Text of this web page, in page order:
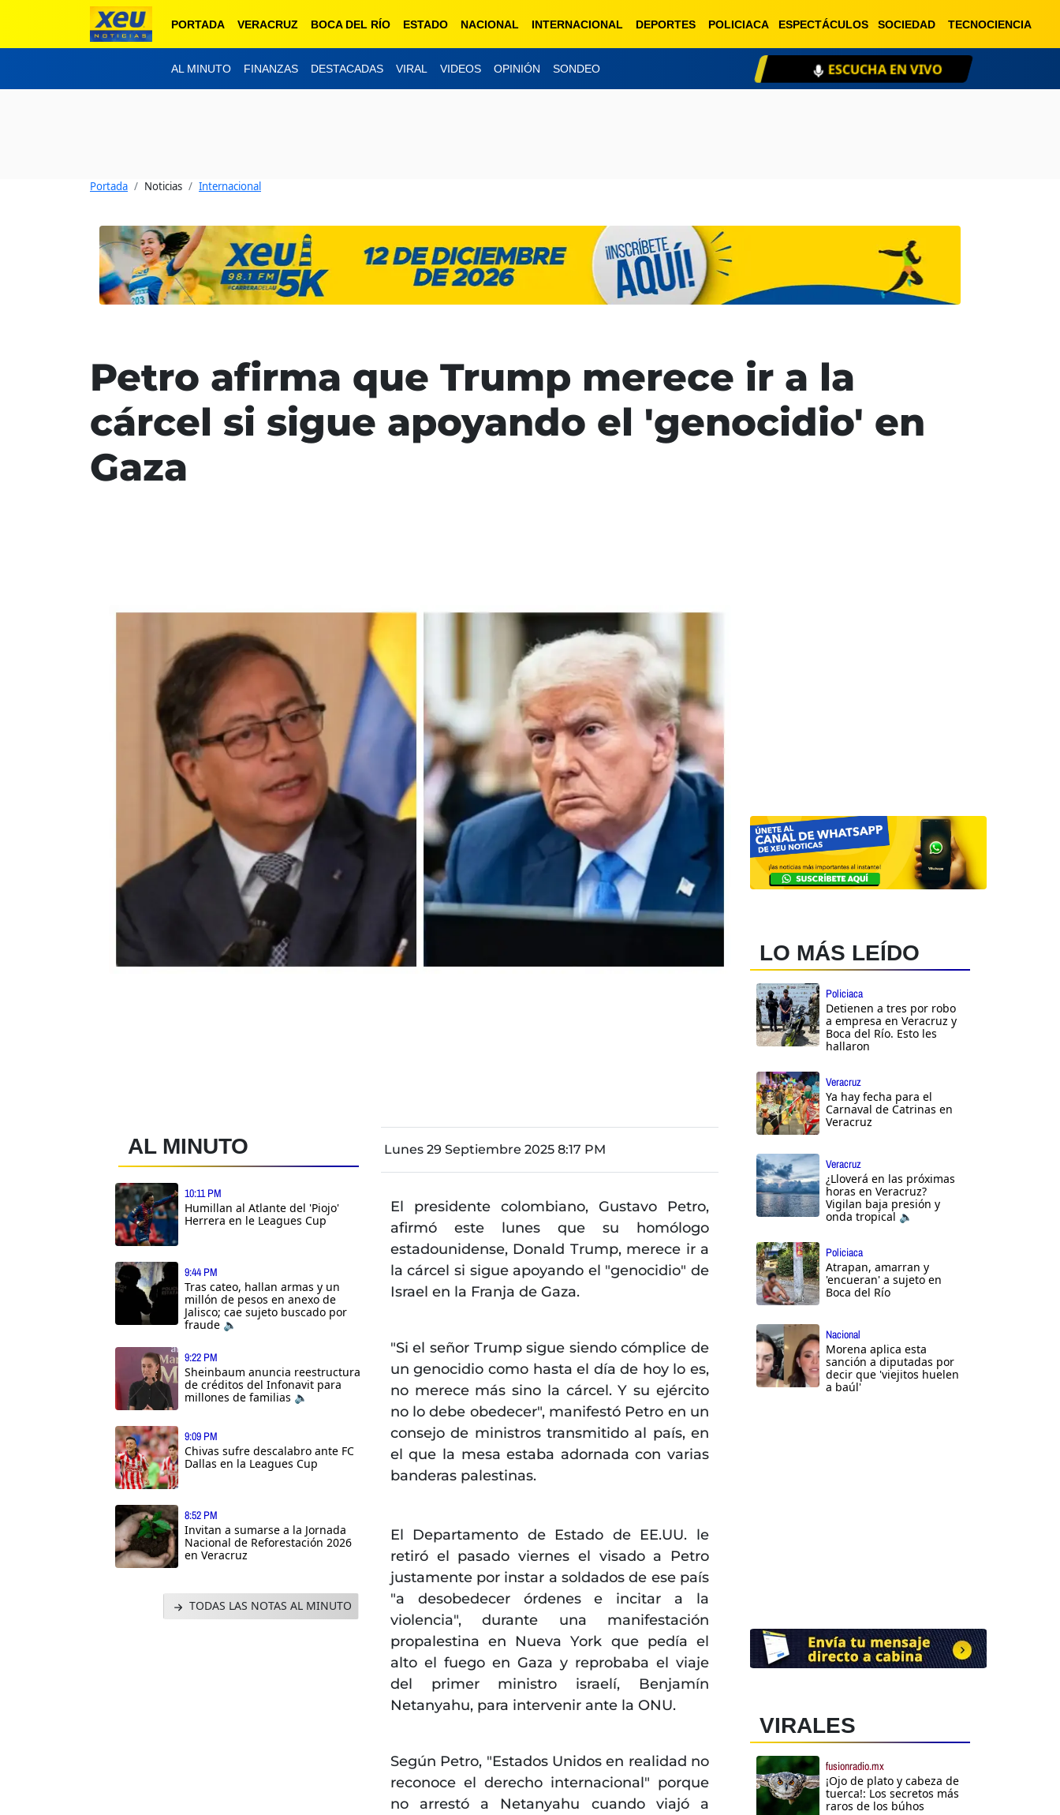
PORTADA VERACRUZ BOCA DEL RÍO ESTADO NACIONAL INTERNACIONAL DEPORTES POLICIACA ESPECTÁCULOS SOCIEDAD TECNOCIENCIA
AL MINUTO FINANZAS DESTACADAS VIRAL VIDEOS OPINIÓN SONDEO ESCUCHA EN VIVO
Portada Noticias Internacional
Petro afirma que Trump merece ir a la
cárcel si sigue apoyando el 'genocidio' en
Gaza
AL MINUTO
10:11 PM
Humillan al Atlante del 'Piojo'
Herrera en le Leagues Cup
9:44 PM
Tras cateo, hallan armas y un
millón de pesos en anexo de
Jalisco; cae sujeto buscado por
fraude 🔈
9:22 PM
Sheinbaum anuncia reestructura
de créditos del Infonavit para
millones de familias 🔈
9:09 PM
Chivas sufre descalabro ante FC
Dallas en la Leagues Cup
8:52 PM
Invitan a sumarse a la Jornada
Nacional de Reforestación 2026
en Veracruz
TODAS LAS NOTAS AL MINUTO
Lunes 29 Septiembre 2025 8:17 PM
El presidente colombiano, Gustavo Petro,
afirmó este lunes que su homólogo
estadounidense, Donald Trump, merece ir a
la cárcel si sigue apoyando el "genocidio" de
Israel en la Franja de Gaza.
"Si el señor Trump sigue siendo cómplice de
un genocidio como hasta el día de hoy lo es,
no merece más sino la cárcel. Y su ejército
no lo debe obedecer", manifestó Petro en un
consejo de ministros transmitido al país, en
el que la mesa estaba adornada con varias
banderas palestinas.
El Departamento de Estado de EE.UU. le
retiró el pasado viernes el visado a Petro
justamente por instar a soldados de ese país
"a desobedecer órdenes e incitar a la
violencia", durante una manifestación
propalestina en Nueva York que pedía el
alto el fuego en Gaza y reprobaba el viaje
del primer ministro israelí, Benjamín
Netanyahu, para intervenir ante la ONU.
Según Petro, "Estados Unidos en realidad no
reconoce el derecho internacional" porque
no arrestó a Netanyahu cuando viajó a
LO MÁS LEÍDO
Policiaca
Detienen a tres por robo
a empresa en Veracruz y
Boca del Río. Esto les
hallaron
Veracruz
Ya hay fecha para el
Carnaval de Catrinas en
Veracruz
Veracruz
¿Lloverá en las próximas
horas en Veracruz?
Vigilan baja presión y
onda tropical 🔈
Policiaca
Atrapan, amarran y
'encueran' a sujeto en
Boca del Río
Nacional
Morena aplica esta
sanción a diputadas por
decir que 'viejitos huelen
a baúl'
VIRALES
fusionradio.mx
¡Ojo de plato y cabeza de
tuerca!: Los secretos más
raros de los búhos